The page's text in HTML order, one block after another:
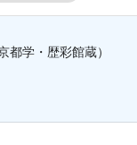
学・歴彩館蔵）